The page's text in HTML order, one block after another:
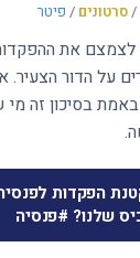
/סרטונים / פיטר
לצמצם את
על הדור
הפקדות
שלנו? #פנסיה